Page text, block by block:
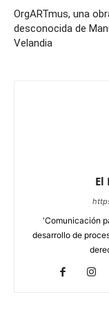
OrgARTmus, una
desconocida de
Velandia
El
'Comunicación
desarrollo de